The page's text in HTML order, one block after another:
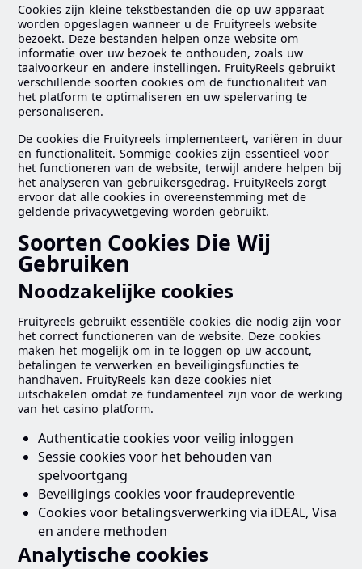
Cookies zijn kleine tekstbestanden die op uw apparaat
worden opgeslagen wanneer u de Fruityreels website
bezoekt. Deze bestanden helpen onze website om
informatie over uw bezoek te onthouden, zoals uw
taalvoorkeur en andere instellingen. FruityReels gebruikt
verschillende soorten cookies om de functionaliteit van
het platform te optimaliseren en uw spelervaring te
personaliseren.
De cookies die Fruityreels implementeert, variëren in duur
en functionaliteit. Sommige cookies zijn essentieel voor
het functioneren van de website, terwijl andere helpen bij
het analyseren van gebruikersgedrag. FruityReels zorgt
ervoor dat alle cookies in overeenstemming met de
geldende privacywetgeving worden gebruikt.
Soorten Cookies Die Wij
Gebruiken
Noodzakelijke cookies
Fruityreels gebruikt essentiële cookies die nodig zijn voor
het correct functioneren van de website. Deze cookies
maken het mogelijk om in te loggen op uw account,
betalingen te verwerken en beveiligingsfuncties te
handhaven. FruityReels kan deze cookies niet
uitschakelen omdat ze fundamenteel zijn voor de werking
van het casino platform.
Authenticatie cookies voor veilig inloggen
Sessie cookies voor het behouden van
spelvoortgang
Beveiligings cookies voor fraudepreventie
Cookies voor betalingsverwerking via iDEAL, Visa
en andere methoden
Analytische cookies